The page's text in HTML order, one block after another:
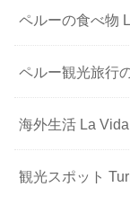
ペルーの食べ物
ペルー観光旅行
海外生活 La Vida
観光スポット